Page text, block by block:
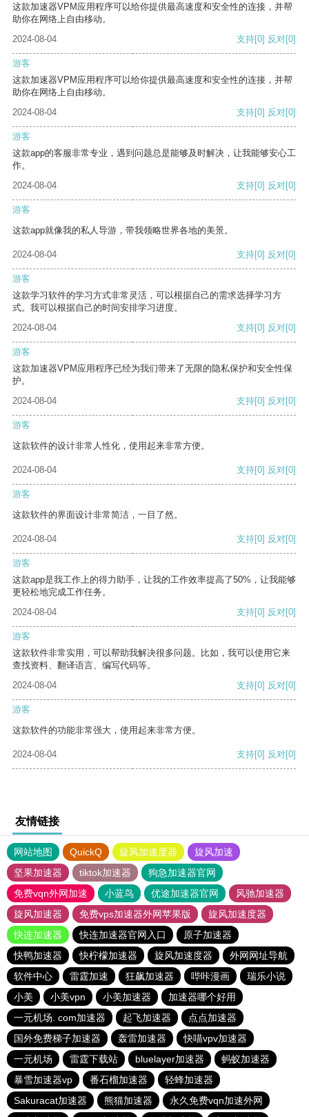
这款加速器VPM应用程序可以给你提供最高速度和安全性的连接，并帮
助你在网络上自由移动。
2024-08-04
支持[0] 反对[0]
游客
这款加速器VPM应用程序可以给你提供最高速度和安全性的连接，并帮
助你在网络上自由移动。
2024-08-04
支持[0] 反对[0]
游客
这款app的客服非常专业，遇到问题总是能够及时解决，让我能够安心工
作。
2024-08-04
支持[0] 反对[0]
游客
这款app就像我的私人导游，带我领略世界各地的美景。
2024-08-04 支持[0] 反对[0]
游客
这款学习软件的学习方式非常灵活，可以根据自己的需求选择学习方
式。我可以根据自己的时间安排学习进度。
2024-08-04
支持[0] 反对[0]
游客
这款加速器VPM应用程序已经为我们带来了无限的隐私保护和安全性保
护。
2024-08-04
支持[0] 反对[0]
游客
这款软件的设计非常人性化，使用起来非常方便。
2024-08-04 支持[0] 反对[0]
游客
这款软件的界面设计非常简洁，一目了然。
2024-08-04 支持[0] 反对[0]
游客
这款app是我工作上的得力助手，让我的工作效率提高了50%，让我能够
更轻松地完成工作任务。
2024-08-04
支持[0] 反对[0]
游客
这款软件非常实用，可以帮助我解决很多问题。比如，我可以使用它来
查找资料、翻译语言、编写代码等。
2024-08-04
支持[0] 反对[0]
游客
这款软件的功能非常强大，使用起来非常方便。
2024-08-04 支持[0] 反对[0]
友情链接
网站地图 QuickQ 旋风加速度器
旋风加速
坚果加速器
tiktok加速器
狗急加速器官网
免费vqn外网加速
小蓝鸟 优途加速器官网
风驰加速器
旋风加速器
免费vps加速器外网苹果版
旋风加速度器
快连加速器
快连加速器官网入口
原子加速器
快鸭加速器
快柠檬加速器 旋风加速度器
外网网址导航
软件中心
雷霆加速 狂飙加速器 哔咔漫画
瑞乐小说
小美
小美vpn 小美加速器
加速器哪个好用
一元机场. com加速器
起飞加速器
点点加速器
国外免费梯子加速器
轰雷加速器
快喵vpv加速器
一元机场
雷霆下载站 bluelayer加速器
蚂蚁加速器
暴雪加速器vp
番石榴加速器
轻蜂加速器
Sakuracat加速器
熊猫加速器
永久免费vqn加速外网